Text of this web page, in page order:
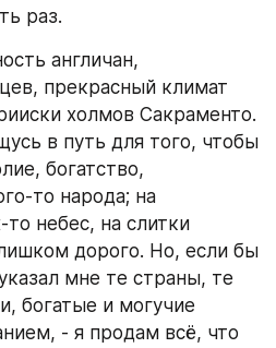
раз.
англичан,
прекрасный климат
холмов Сакраменто.
в путь для того, чтобы
богатство,
то народа; на
то небес, на слитки
дорого. Но, если бы
мне те страны, те
богатые и могучие
- я продам всё, что